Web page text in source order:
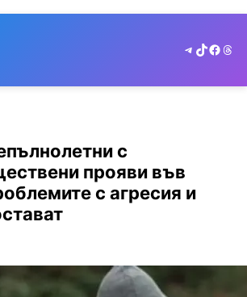
Telegram
TikTok
с
прояви във
с агресия и